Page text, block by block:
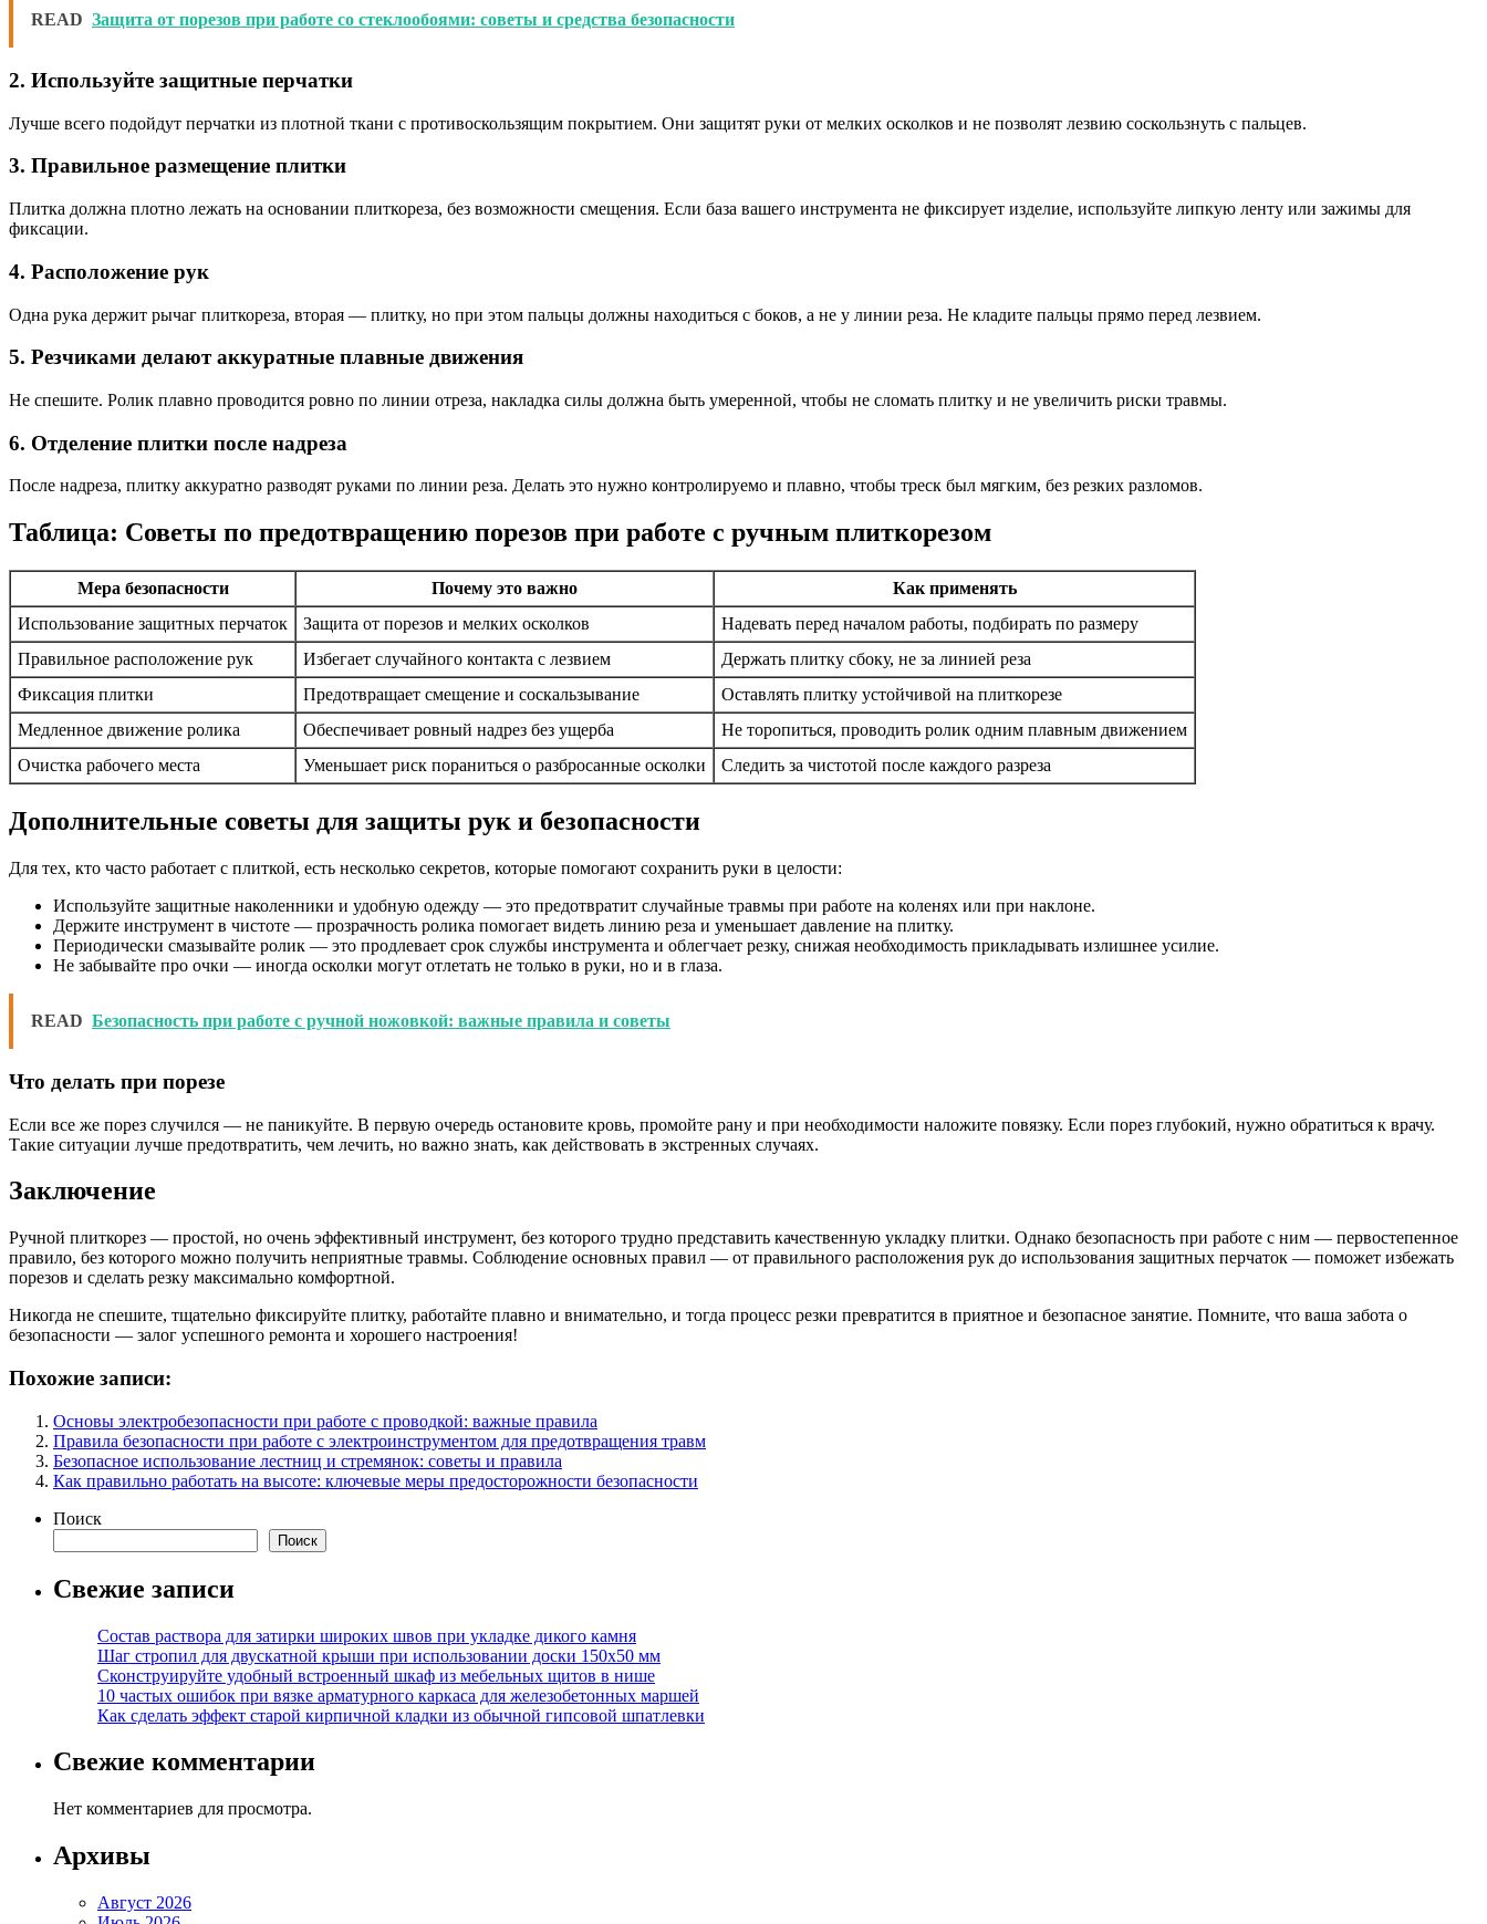
READ Защита от порезов при работе со стеклообоями: советы и средства безопасности
2. Используйте защитные перчатки
Лучше всего подойдут перчатки из плотной ткани с противоскользящим покрытием. Они защитят руки от мелких осколков и не позволят лезвию соскользнуть с пальцев.
3. Правильное размещение плитки
Плитка должна плотно лежать на основании плиткореза, без возможности смещения. Если база вашего инструмента не фиксирует изделие, используйте липкую ленту или зажимы для
фиксации.
4. Расположение рук
Одна рука держит рычаг плиткореза, вторая — плитку, но при этом пальцы должны находиться с боков, а не у линии реза. Не кладите пальцы прямо перед лезвием.
5. Резчиками делают аккуратные плавные движения
Не спешите. Ролик плавно проводится ровно по линии отреза, накладка силы должна быть умеренной, чтобы не сломать плитку и не увеличить риски травмы.
6. Отделение плитки после надреза
После надреза, плитку аккуратно разводят руками по линии реза. Делать это нужно контролируемо и плавно, чтобы треск был мягким, без резких разломов.
Таблица: Советы по предотвращению порезов при работе с ручным плиткорезом
Мера безопасности Почему это важно
Как применять
Использование защитных перчаток
Защита от порезов и мелких осколков
Надевать перед началом работы, подбирать по размеру
Правильное расположение рук
Избегает случайного контакта с лезвием
Держать плитку сбоку, не за линией реза
Фиксация плитки
Предотвращает смещение и соскальзывание
Оставлять плитку устойчивой на плиткорезе
Медленное движение ролика
Обеспечивает ровный надрез без ущерба
Не торопиться, проводить ролик одним плавным движением
Очистка рабочего места
Уменьшает риск пораниться о разбросанные осколки Следить за чистотой после каждого разреза
Дополнительные советы для защиты рук и безопасности
Для тех, кто часто работает с плиткой, есть несколько секретов, которые помогают сохранить руки в целости:
Используйте защитные наколенники и удобную одежду — это предотвратит случайные травмы при работе на коленях или при наклоне.
Держите инструмент в чистоте — прозрачность ролика помогает видеть линию реза и уменьшает давление на плитку.
Периодически смазывайте ролик — это продлевает срок службы инструмента и облегчает резку, снижая необходимость прикладывать излишнее усилие.
Не забывайте про очки — иногда осколки могут отлетать не только в руки, но и в глаза.
READ Безопасность при работе с ручной ножовкой: важные правила и советы
Что делать при порезе
Если все же порез случился — не паникуйте. В первую очередь остановите кровь, промойте рану и при необходимости наложите повязку. Если порез глубокий, нужно обратиться к врачу.
Такие ситуации лучше предотвратить, чем лечить, но важно знать, как действовать в экстренных случаях.
Заключение
Ручной плиткорез — простой, но очень эффективный инструмент, без которого трудно представить качественную укладку плитки. Однако безопасность при работе с ним — первостепенное
правило, без которого можно получить неприятные травмы. Соблюдение основных правил — от правильного расположения рук до использования защитных перчаток — поможет избежать
порезов и сделать резку максимально комфортной.
Никогда не спешите, тщательно фиксируйте плитку, работайте плавно и внимательно, и тогда процесс резки превратится в приятное и безопасное занятие. Помните, что ваша забота о
безопасности — залог успешного ремонта и хорошего настроения!
Похожие записи:
Основы электробезопасности при работе с проводкой: важные правила
Правила безопасности при работе с электроинструментом для предотвращения травм
Безопасное использование лестниц и стремянок: советы и правила
Как правильно работать на высоте: ключевые меры предосторожности безопасности
Поиск
Поиск
Свежие записи
Состав раствора для затирки широких швов при укладке дикого камня
Шаг стропил для двускатной крыши при использовании доски 150х50 мм
Сконструируйте удобный встроенный шкаф из мебельных щитов в нише
10 частых ошибок при вязке арматурного каркаса для железобетонных маршей
Как сделать эффект старой кирпичной кладки из обычной гипсовой шпатлевки
Свежие комментарии
Нет комментариев для просмотра.
Архивы
Август 2026